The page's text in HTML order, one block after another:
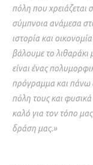
πόλη που χρειάζεται
σύμπνοια ανάμεσα
ιστορία και
βάλουμε το λιθαράκι
είναι ένας
πρόγραμμα και πάνω
πόλη τους και
καλό για τον τόπο μας
δράση μας.»